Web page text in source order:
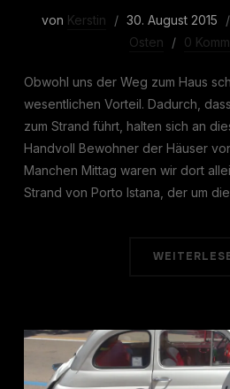
von Kerstin 30. August 2015
Osten
0
Obwohl uns der Weg zum Haus
wesentlichen Vorteil. Dadurch,
zum Strand führt, halten sich an
Handvoll Bewohner der Häuser
Manchen Mittag waren wir dort
Strand von Porto Istana, der um